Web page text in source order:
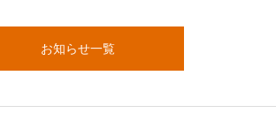
お知らせ一覧